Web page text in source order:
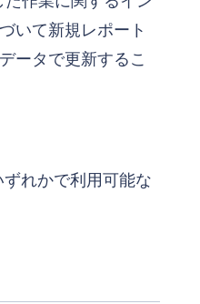
いて新規レポート
ータで更新するこ
れかで利用可能な